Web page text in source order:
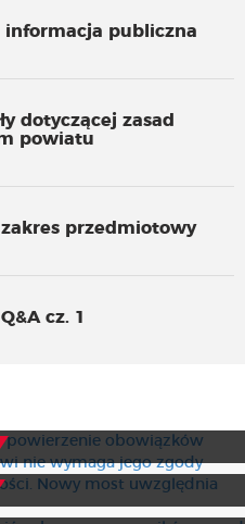
publiczna
dotyczącej zasad
powiatu
przedmiotowy
cz. 1
Nowy most uwzględnia
ochronę pracowników